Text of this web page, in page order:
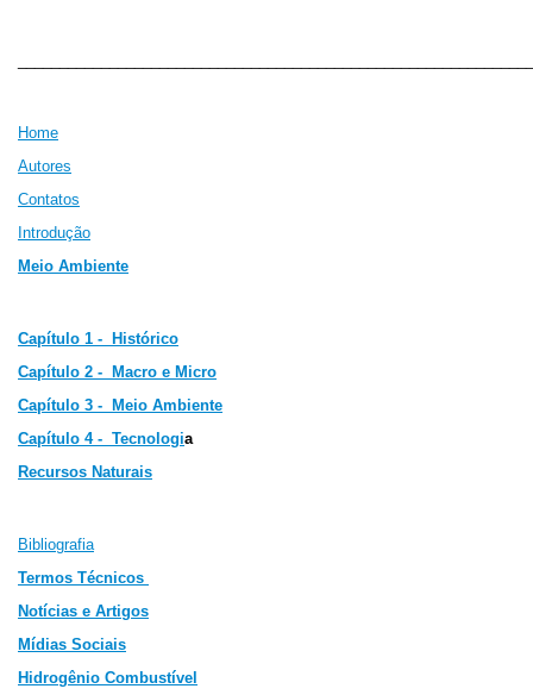
Home
Autores
Contatos
Introdução
Meio Ambiente
Capítulo 1 - Histórico
Capítulo 2 -
Macro e Micro
Capítulo 3 -
Meio Ambiente
Capítulo 4 - Tecnologia
Recursos Naturais
Bibliografia
Termos Técnicos
Notícias e Artigos
Mídias Sociais
Hidrogênio Combustível